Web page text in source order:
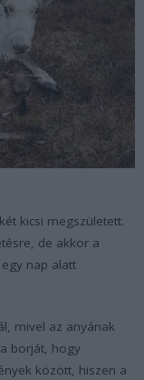
kicsi megszületett.
de akkor a
nap alatt
mivel az anyának
borját, hogy
között, hiszen a